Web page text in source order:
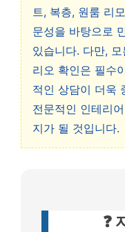
트, 복층, 원룸 리
문성을 바탕으로
있습니다. 다만,
리오 확인은 필수
적인 상담이 더욱
전문적인 인테리
지가 될 것입니다.
❓